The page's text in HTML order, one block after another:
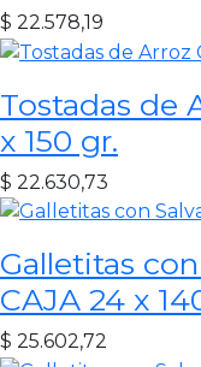
$ 22.578,19
Tostadas de
x 150 gr.
$ 22.630,73
Galletitas
CAJA 24 x
$ 25.602,72